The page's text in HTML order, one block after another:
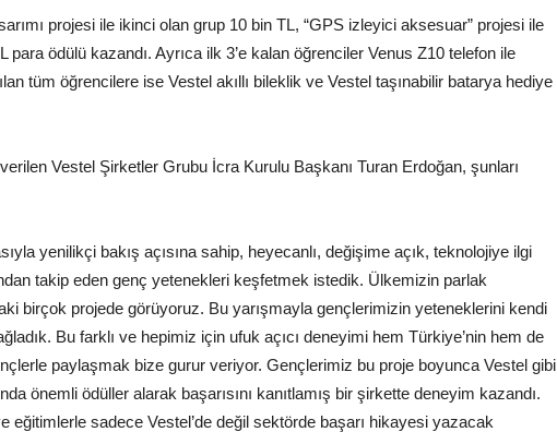
projesi ile ikinci olan grup 10 bin TL, “GPS izleyici aksesuar” projesi ile
para ödülü kazandı. Ayrıca ilk 3’e kalan öğrenciler Venus Z10 telefon ile
tüm öğrencilere ise Vestel akıllı bileklik ve Vestel taşınabilir batarya hediye
Vestel Şirketler Grubu İcra Kurulu Başkanı Turan Erdoğan, şunları
yenilikçi bakış açısına sahip, heyecanlı, değişime açık, teknolojiye ilgi
takip eden genç yetenekleri keşfetmek istedik. Ülkemizin parlak
birçok projede görüyoruz. Bu yarışmayla gençlerimizin yeteneklerini kendi
Bu farklı ve hepimiz için ufuk açıcı deneyimi hem Türkiye’nin hem de
paylaşmak bize gurur veriyor. Gençlerimiz bu proje boyunca Vestel gibi
önemli ödüller alarak başarısını kanıtlamış bir şirkette deneyim kazandı.
eğitimlerle sadece Vestel’de değil sektörde başarı hikayesi yazacak